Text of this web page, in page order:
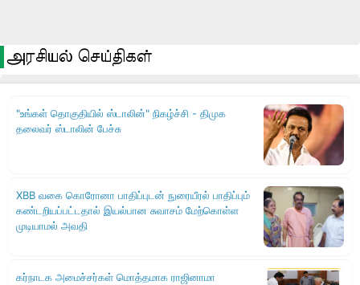
அரசியல் செய்திகள்